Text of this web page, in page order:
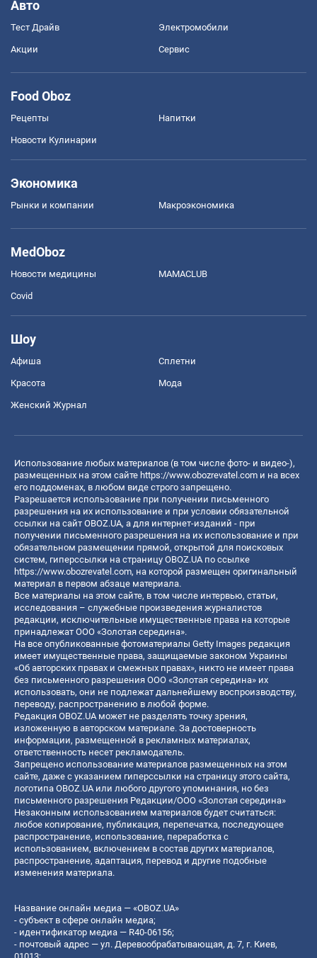
Авто
Тест Драйв Электромобили
Акции Сервис
Food Oboz
Рецепты Напитки
Новости Кулинарии
Экономика
Рынки и компании Mакроэкономика
MedOboz
Новости медицины MAMACLUB
Covid
Шоу
Афиша Сплетни
Красота Мода
Женский Журнал
Использование любых материалов (в том числе фото- и видео-),
размещенных на этом сайте https://www.obozrevatel.com и на всех
его поддоменах, в любом виде строго запрещено.
Разрешается использование при получении письменного
разрешения на их использование и при условии обязательной
ссылки на сайт OBOZ.UA, а для интернет-изданий - при
получении письменного разрешения на их использование и при
обязательном размещении прямой, открытой для поисковых
систем, гиперссылки на страницу OBOZ.UA по ссылке
https://www.obozrevatel.com, на которой размещен оригинальный
материал в первом абзаце материала.
Все материалы на этом сайте, в том числе интервью, статьи,
исследования – служебные произведения журналистов
редакции, исключительные имущественные права на которые
принадлежат ООО «Золотая середина».
На все опубликованные фотоматериалы Getty Images редакция
имеет имущественные права, защищаемые законом Украины
«Об авторских правах и смежных правах», никто не имеет права
без письменного разрешения ООО «Золотая середина» их
использовать, они не подлежат дальнейшему воспроизводству,
переводу, распространению в любой форме.
Редакция OBOZ.UA может не разделять точку зрения,
изложенную в авторском материале. За достоверность
информации, размещенной в рекламных материалах,
ответственность несет рекламодатель.
Запрещено использование материалов размещенных на этом
сайте, даже с указанием гиперссылки на страницу этого сайта,
логотипа OBOZ.UA или любого другого упоминания, но без
письменного разрешения Редакции/ООО «Золотая середина»
Незаконным использованием материалов будет считаться:
любое копирование, публикация, перепечатка, последующее
распространение, использование, переработка с
использованием, включением в состав других материалов,
распространение, адаптация, перевод и другие подобные
изменения материала.
Название онлайн медиа — «OBOZ.UA»
- субъект в сфере онлайн медиа;
- идентификатор медиа — R40-06156;
- почтовый адрес — ул. Деревообрабатывающая, д. 7, г. Киев,